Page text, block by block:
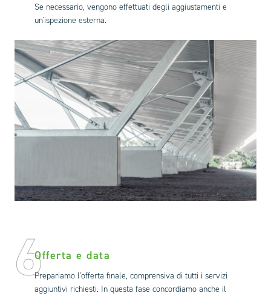
Se necessario, vengono effettuati degli aggiustamenti e
un'ispezione esterna.
6Offerta e data
Prepariamo l'offerta finale, comprensiva di tutti i servizi
aggiuntivi richiesti. In questa fase concordiamo anche il